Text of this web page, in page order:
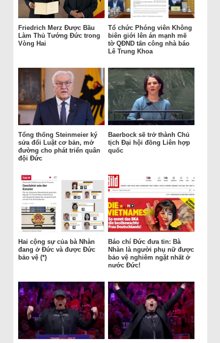
Friedrich Merz Được Bầu
Làm Thủ Tướng Đức trong
Vòng Hai
Tổ chức Phóng viên Không
biên giới lên án mạnh mẽ
tờ QĐND tấn công nhà báo
Lê Trung Khoa
Tổng thống Steinmeier ký
sửa đổi Luật cơ bản, mở
đường cho phát triển quân
đội Đức
Baerbock sẽ trở thành Chủ
tịch Đại hội đồng Liên hợp
quốc
Hai cộng sự của bà Nhàn
đang ở Đức và được Đức
bảo vệ (*)
Báo chí Đức đưa tin: Bà
Nhàn là người phụ nữ được
bảo vệ nghiêm ngặt nhất ở
nước Đức!